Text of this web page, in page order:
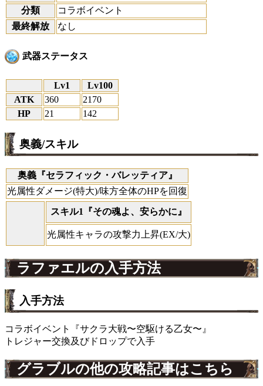
分類
コラボイベント
最終解放
なし
武器ステータス
Lv1
Lv100
ATK
360
2170
HP
21 142
奥義/スキル
奥義『セラフィック・バレッティア』
光属性ダメージ(特大)/味方全体のHPを回復
スキル1『その魂よ、安らかに』
光属性キャラの攻撃力上昇(EX/大)
ラファエルの入手方法
入手方法
コラボイベント『サクラ大戦〜空駆ける乙女〜』
トレジャー交換及びドロップで入手
グラブルの他の攻略記事はこちら